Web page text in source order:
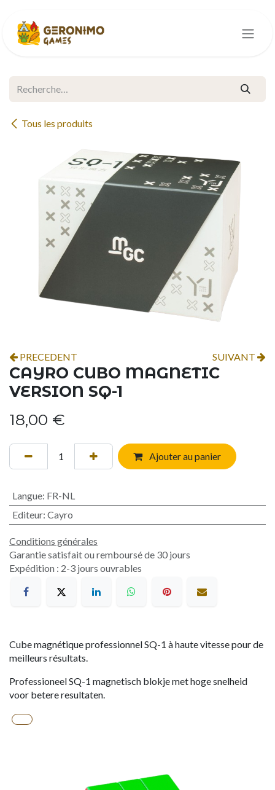
Tous les produits
PRECEDENT SUIVANT
CAYRO CUBO MAGNETIC
VERSION SQ-1
18,00 €
Ajouter au panier
Langue: FR-NL
Editeur: Cayro
Conditions générales
Garantie satisfait ou remboursé de 30 jours
Expédition : 2-3 jours ouvrables
Cube magnétique professionnel SQ-1 à haute vitesse pour de
meilleurs résultats.
Professioneel SQ-1 magnetisch blokje met hoge snelheid
voor betere resultaten.